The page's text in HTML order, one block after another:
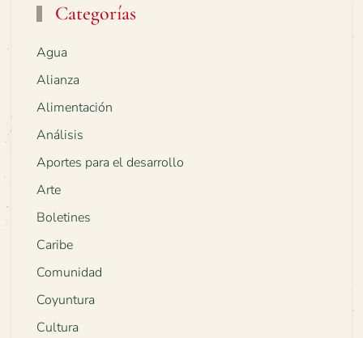
Categorías
Agua
Alianza
Alimentación
Análisis
Aportes para el desarrollo
Arte
Boletines
Caribe
Comunidad
Coyuntura
Cultura